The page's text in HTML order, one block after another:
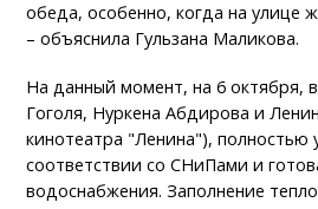
обеда, особенно, когда на улице
– объяснила Гульзана Маликова.
На данный момент, на 6 октября,
Гоголя, Нуркена Абдирова и
кинотеатра "Ленина"), полностью
соответствии со СНиПами и
водоснабжения. Заполнение